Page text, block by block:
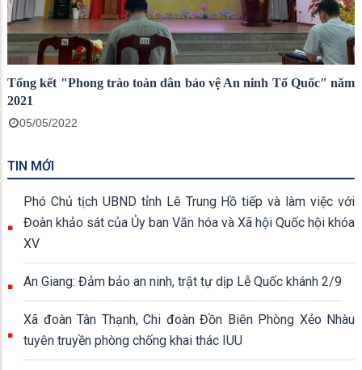
Tổng kết "Phong trào toàn dân bảo vệ An ninh Tổ Quốc" năm
2021
05/05/2022
TIN MỚI
Phó Chủ tịch UBND tỉnh Lê Trung Hồ tiếp và làm việc với
Đoàn khảo sát của Ủy ban Văn hóa và Xã hội Quốc hội khóa
XV
An Giang: Đảm bảo an ninh, trật tự dịp Lễ Quốc khánh 2/9
Xã đoàn Tân Thạnh, Chi đoàn Đồn Biên Phòng Xẻo Nhàu
tuyên truyền phòng chống khai thác IUU